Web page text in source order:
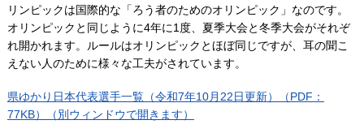
リンピックは国際的な「ろう者のためのオリンピック」なのです。
オリンピックと同じように4年に1度、夏季大会と冬季大会がそれぞ
れ開かれます。ルールはオリンピックとほぼ同じですが、耳の聞こ
えない人のために様々な工夫がされています。
県ゆかり日本代表選手一覧（令和7年10月22日更新）（PDF：
77KB）（別ウィンドウで開きます）